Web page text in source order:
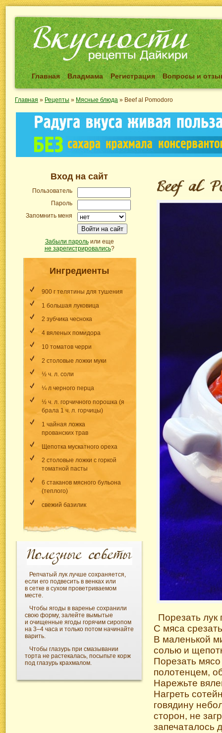
Главная Владмама Регистрация Вопросы и
Главная » Рецепты » Мясные блюда » Beef al Pomodoro
Вход на сайт
Пользователь
Пароль
Запомнить меня
Войти на сайт
Забыли парольили еще
не зарегистрировались?
Ингредиенты
900 г телятины для тушения
1 большая луковица
2 зубчика чеснока
4 вяленых помидора
10 томатов черри
2 столовые ложки муки
½ ч. л. соли
¼ л черного перца
½ ч. л. горчичного порошка (я
брала 1 ч. л. горчицы)
1 чайная ложка
прованских трав
Щепотка мускатного ореха
2 столовые ложки с горкой
томатной пасты
6 стаканов мясного бульона
(теплого)
свежий базилик
Репчатый лук лучше сохраняется,
если его подвесить в венках или
в сетке в сухом проветриваемом
месте.
Чтобы ягоды в варенье сохранили
свою форму, залейте вымытые
и очищенные ягоды горячим сиропом
на 3–4 часа и только потом начинайте
варить.
Чтобы глазурь при смазывании
торта не растекалась, посыпьте корж
под глазурь крахмалом.
Порезать лук
С мяса
В маленькой
солью и
Порезать
полотенцем,
Нарежьте
Нагреть
говядину
сторон, не
запечаталось